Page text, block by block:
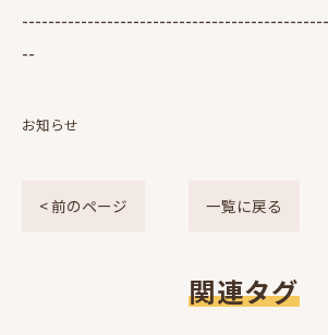
--
お知らせ
< 前のページ 一覧に戻る
関連タグ